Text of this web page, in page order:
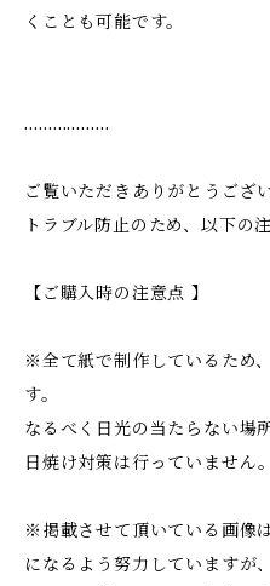
くことも可能です。
………………
ご覧いただきありがとうござい
トラブル防止のため、以下の
【ご購入時の注意点 】
※全て紙で制作しているため
す。
なるべく日光の当たらない場
日焼け対策は行っていません。
※掲載させて頂いている画像
になるよう努力していますが